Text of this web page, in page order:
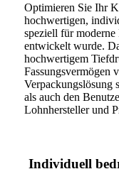
Optimieren Sie Ihr
hochwertigen,
speziell für
entwickelt wurde.
hochwertigem
Fassungsvermögen
Verpackungslösung
als auch den
Lohnhersteller und
Individuell